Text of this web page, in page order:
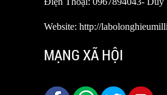
Website: http://
MẠNG XÃ HỘI